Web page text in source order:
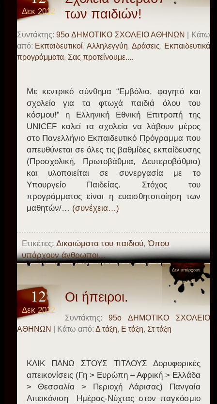
Δεκ 2012
των παιδιών!
Συντάκτης: 95o ΔΗΜΟΤΙΚΟ ΣΧΟΛΕΙΟ ΑΘΗΝΩΝ
| Κάτω
από: Eκπαιδευτικοί,Αλληλεγγύη, Δράσεις, Εκπαιδευτικά
προγράμματα, Σας προτείνουμε....
Με κεντρικό σύνθημα “Εμβόλια, φαγητό και
σχολείο για τα φτωχά παιδιά όλου του
κόσμου!” η Ελληνική Εθνική Επιτροπή της
UNICEF καλεί τα σχολεία να λάβουν μέρος
στο Πανελλήνιο Εκπαιδευτικό Πρόγραμμα που
απευθύνεται σε όλες τις βαθμίδες εκπαίδευσης
(Προσχολική, Πρωτοβάθμια, Δευτεροβάθμια)
και υλοποιείται σε συνεργασία με το
Υπουργείο Παιδείας. Στόχος του
προγράμματος είναι η ευαισθητοποίηση των
μαθητών/… (συνέχεια…)
Ετικέτες: Δικαιώματα του παιδιού,Όπου
υπάρχουν άνθρωποι...
Δεν υπάρχουν
σχόλια
12
Δεκ 2012
Οι ήπειροι.
Συντάκτης: 95o ΔΗΜΟΤΙΚΟ ΣΧΟΛΕΙΟ
ΑΘΗΝΩΝ
| Κάτω από: Δ τάξη, Ε τάξη, Στ τάξη
ΚΛΙΚ ΠΑΝΩ ΣΤΟΥΣ ΤΙΤΛΟΥΣ Δορυφορικές
απεικονίσεις (Γη > Ευρώπη – Αφρική > Ελλάδα
> Θεσσαλία > Περιοχή Λάρισας) Πανγαία
Απεικόνιση Ημέρας-Νύχτας στον παγκόσμιο